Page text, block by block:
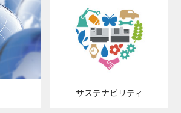
サステナビリティ